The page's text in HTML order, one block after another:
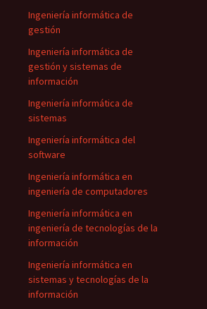
Ingeniería informática de
gestión
Ingeniería informática de
gestión y sistemas de
información
Ingeniería informática de
sistemas
Ingeniería informática del
software
Ingeniería informática en
ingeniería de computadores
Ingeniería informática en
ingeniería de tecnologías de la
información
Ingeniería informática en
sistemas y tecnologías de la
información